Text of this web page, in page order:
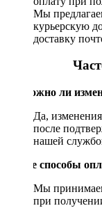
Мы
курьерскую
доставку
Возможно ли
Да,
после
нашей
Какие способы
Мы
при